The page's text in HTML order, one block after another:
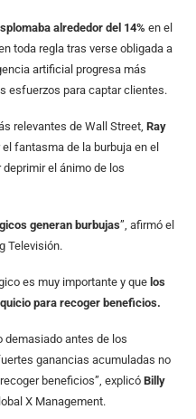
alrededor del 14% en el
toda regla tras verse obligada a
artificial progresa más
esfuerzos para captar clientes.
relevantes de Wall Street, Ray
fantasma de la burbuja en el
el ánimo de los
generan burbujas”, afirmó el
Televisión.
es muy importante y que los
para recoger beneficios.
demasiado antes de los
ganancias acumuladas no
beneficios”, explicó Billy
X Management.